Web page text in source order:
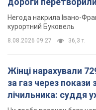
неочікуване рішення
8.08.2026 14:43 31,8 т.